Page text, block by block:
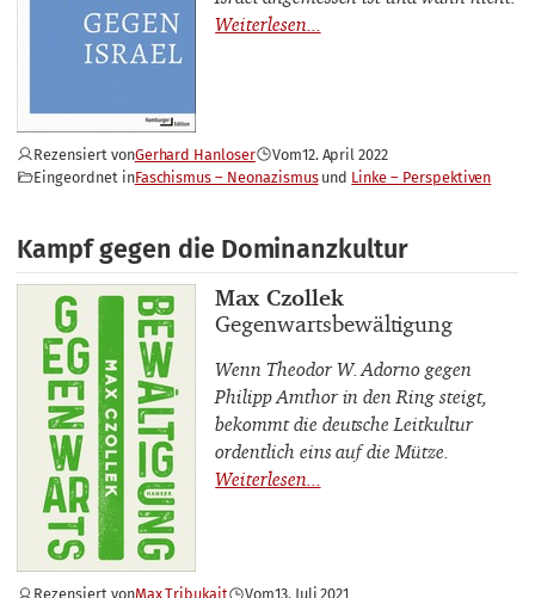
Rezensiert vonGerhard Hanloser Vom12. April 2022
Eingeordnet inFaschismus – Neonazismus Linke – Perspektiven
Kampf gegen die Dominanzkultur
Buchautor_innen
Max Czollek
Buchtitel
Gegenwartsbewältigung
Wenn Theodor W. Adorno gegen
Philipp Amthor in den Ring steigt,
bekommt die deutsche Leitkultur
ordentlich eins auf die Mütze.
Rezensiert vonMax Tribukait Vom13. Juli 2021